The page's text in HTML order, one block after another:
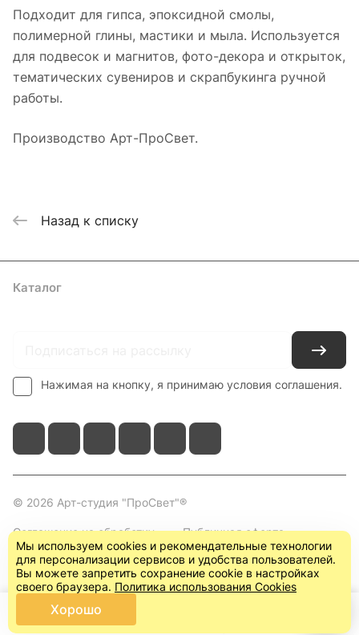
Подходит для гипса, эпоксидной смолы,
полимерной глины, мастики и мыла. Используется
для подвесок и магнитов, фото-декора и открыток,
тематических сувениров и скрапбукинга ручной
работы.
Производство Арт-ПроСвет.
Назад к списку
Каталог
Нажимая на кнопку, я принимаю условия соглашения.
© 2026 Арт-студия "ПроСвет"®
Соглашение на обработку
персональных данных
Публичная оферта
(пользовательское
соглашение)
Главная Каталог
Мы используем cookies и рекомендательные технологии
для персонализации сервисов и удобства пользователей.
Вы можете запретить сохранение cookie в настройках
своего браузера. Политика использования Cookies
Хорошо